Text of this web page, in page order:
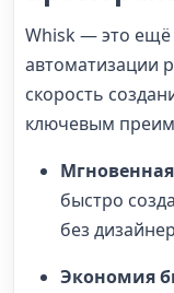
Whisk — это
автоматизации
скорость
ключевым
быстро
без
Экономия